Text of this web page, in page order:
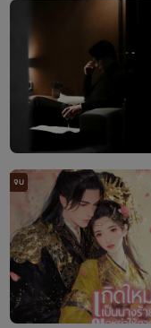
จบ